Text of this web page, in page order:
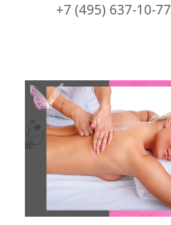
+7 (495) 637-10-77